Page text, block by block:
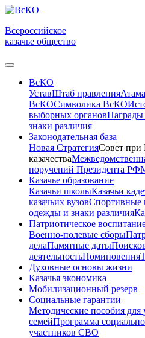
Всероссийское
казачье общество
ВсКО
УставШтаб правления
ВсКОСимволика ВсКО
выборных органов
знаки различия
Законодательная база
Новая СтратегияСовет при
казачества
поручений Президента РФ
Казачье образование
Казачьи школыКазачьи
казачьих вузовСпортивные
одежды и знаки различия
Патриотическое
Военно-полевые сборы
делаПамятные даты
деятельностьПоминовения
Духовные основы жизни
Казачья экономика
Мобилизационный резерв
Социальные гарантии
Методические пособия
семейПрограмма
участников СВО